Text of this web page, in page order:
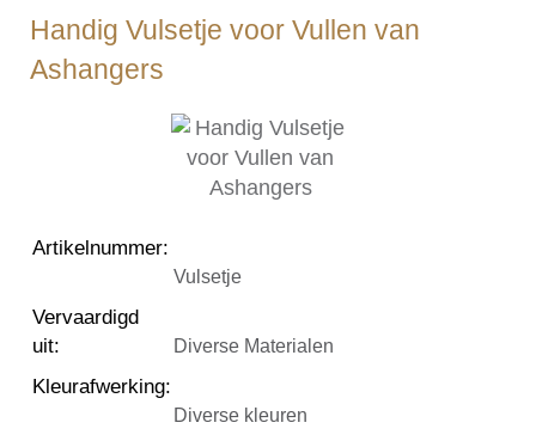
Handig Vulsetje voor Vullen van
Ashangers
Artikelnummer:
Vulsetje
Vervaardigd
uit: Diverse Materialen
Kleurafwerking:
Diverse kleuren